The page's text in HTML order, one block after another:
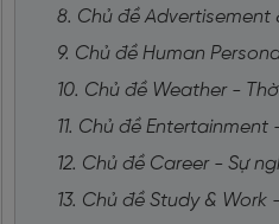
8. Chủ đề
9. Chủ đề Human
10. Chủ đề Weather -
11. Chủ đề Entertainment
12. Chủ đề Career - Sự
13. Chủ đề Study &